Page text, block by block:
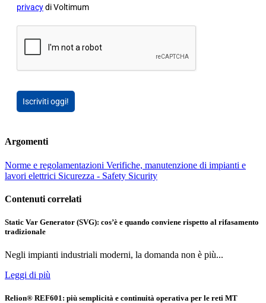
privacydi Voltimum
Iscriviti oggi!
Argomenti
Norme e regolamentazioni Verifiche, manutenzione di impianti e
lavori elettrici Sicurezza - Safety Sicurity
Contenuti correlati
Static Var Generator (SVG): cos’è e quando conviene rispetto al rifasamento
tradizionale
Negli impianti industriali moderni, la domanda non è più...
Leggi di più
Relion® REF601: più semplicità e continuità operativa per le reti MT